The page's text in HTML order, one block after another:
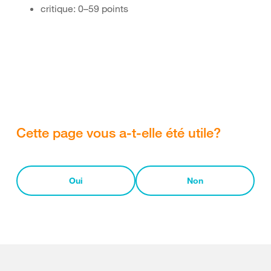
critique: 0–59 points
Cette page vous a-t-elle été utile?
Oui Non